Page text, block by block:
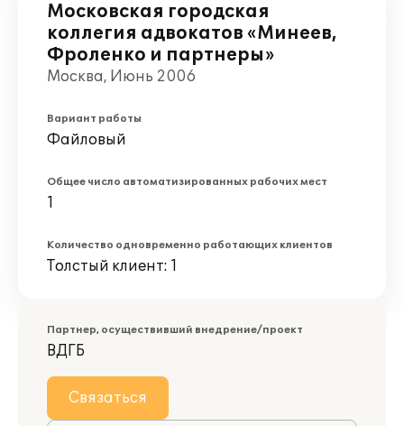
Московская городская
коллегия адвокатов «Минеев,
Фроленко и партнеры»
Москва, Июнь 2006
Вариант работы
Файловый
Общее число автоматизированных рабочих мест
1
Количество одновременно работающих клиентов
Толстый клиент: 1
Партнер, осуществивший внедрение/проект
ВДГБ
Связаться